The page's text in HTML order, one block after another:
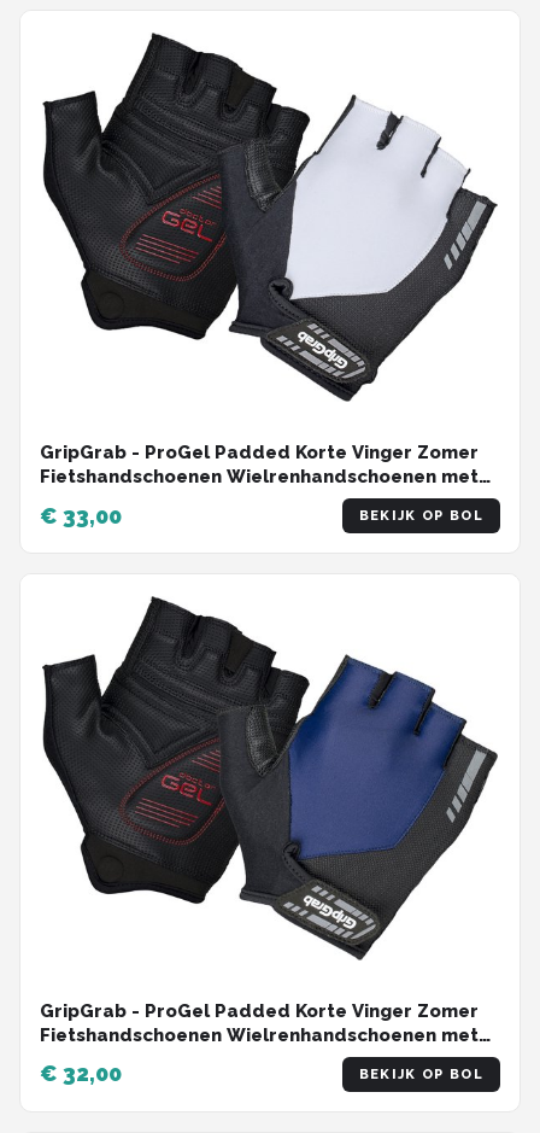
GripGrab - ProGel Padded Korte Vinger Zomer
Fietshandschoenen Wielrenhandschoenen met
€ 33,00 BEKIJK OP BOL
GripGrab - ProGel Padded Korte Vinger Zomer
Fietshandschoenen Wielrenhandschoenen met
€ 32,00 BEKIJK OP BOL